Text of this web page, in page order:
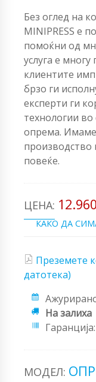
Без оглед на
MINIPRESS е
помоќни од
услуга е
клиентите
брзо ги
експерти ги
технологии во
опрема.
повеќе.
ЦЕНА:
КАКО ДА
Преземете
датотека)
На залиха
Гаранција:
МОДЕЛ: